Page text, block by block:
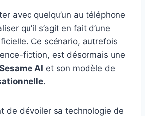
avec quelqu’un au téléphone
qu’il s’agit en fait d’une
Ce scénario, autrefois
fiction, est désormais une
Sesame AI et son modèle de
.
de dévoiler sa technologie de